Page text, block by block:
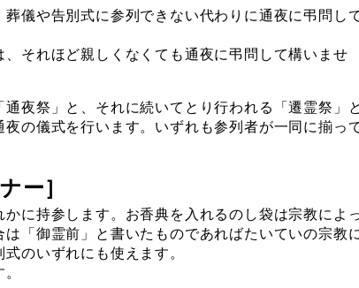
儀や告別式に参列できない代わりに通夜に弔問し
それほど親しくなくても通夜に弔問して構いませ
夜祭」と、それに続いてとり行われる「遷霊祭」
の儀式を行います。いずれも参列者が一同に揃っ
ー］
に持参します。お香典を入れるのし袋は宗教によ
「御霊前」と書いたものであればたいていの宗教
のいずれにも使えます。